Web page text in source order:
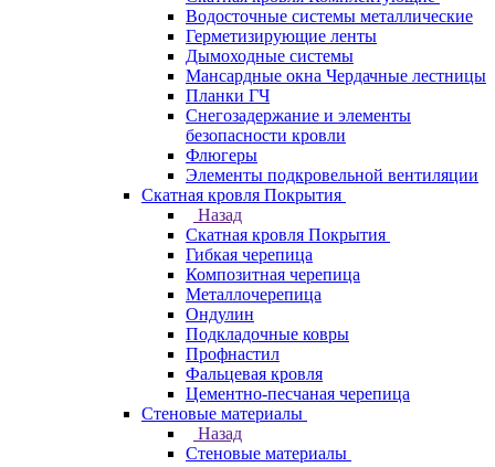
Водосточные системы металлические
Герметизирующие ленты
Дымоходные системы
Мансардные окна Чердачные лестницы
Планки ГЧ
Снегозадержание и элементы
безопасности кровли
Флюгеры
Элементы подкровельной вентиляции
Скатная кровля Покрытия
Назад
Скатная кровля Покрытия
Гибкая черепица
Композитная черепица
Металлочерепица
Ондулин
Подкладочные ковры
Профнастил
Фальцевая кровля
Цементно-песчаная черепица
Стеновые материалы
Назад
Стеновые материалы